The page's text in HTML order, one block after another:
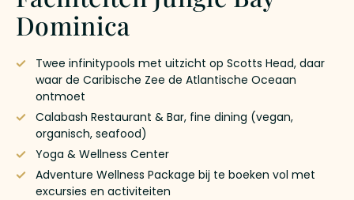
Dominica
Twee infinitypools met uitzicht op Scotts Head, daar
waar de Caribische Zee de Atlantische Oceaan
ontmoet
Calabash Restaurant & Bar, fine dining (vegan,
organisch, seafood)
Yoga & Wellness Center
Adventure Wellness Package bij te boeken vol met
excursies en activiteiten